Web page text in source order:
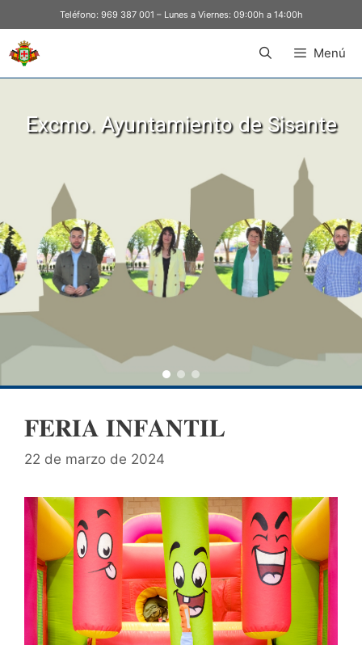
Teléfono: 969 387 001 – Lunes a Viernes: 09:00h a 14:00h
Menú
Excmo. Ayuntamiento de Sisante
𝐅𝐄𝐑𝐈𝐀 𝐈𝐍𝐅𝐀𝐍𝐓𝐈𝐋
22 de marzo de 2024